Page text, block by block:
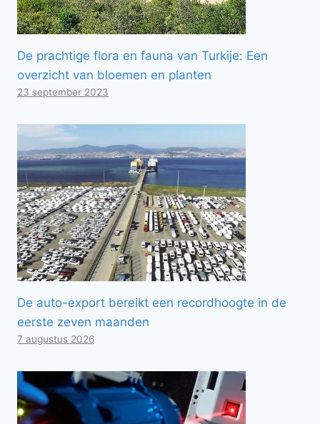
De prachtige flora en fauna van Turkije: Een
overzicht van bloemen en planten
23 september 2023
De auto-export bereikt een recordhoogte in de
eerste zeven maanden
7 augustus 2026